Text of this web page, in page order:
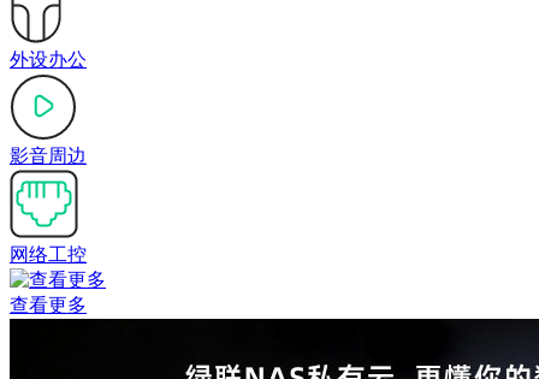
外设办公
影音周边
网络工控
查看更多